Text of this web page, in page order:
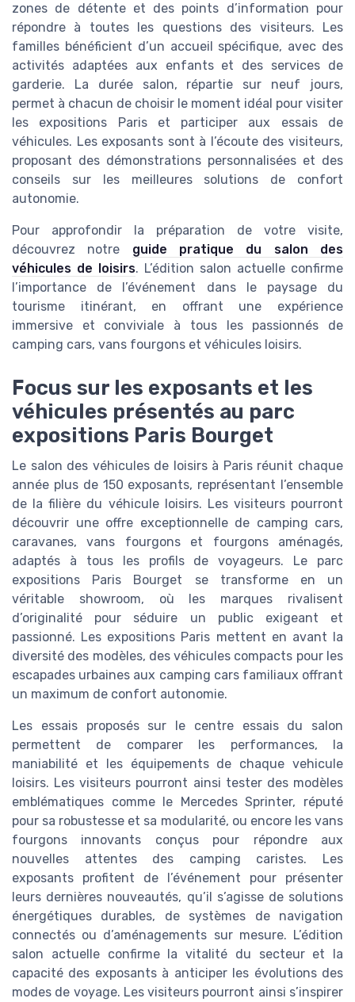
zones de détente et des points d’information pour
répondre à toutes les questions des visiteurs. Les
familles bénéficient d’un accueil spécifique, avec des
activités adaptées aux enfants et des services de
garderie. La durée salon, répartie sur neuf jours,
permet à chacun de choisir le moment idéal pour visiter
les expositions Paris et participer aux essais de
véhicules. Les exposants sont à l’écoute des visiteurs,
proposant des démonstrations personnalisées et des
conseils sur les meilleures solutions de confort
autonomie.
Pour approfondir la préparation de votre visite,
découvrez notre guide pratique du salon des
véhicules de loisirs. L’édition salon actuelle confirme
l’importance de l’événement dans le paysage du
tourisme itinérant, en offrant une expérience
immersive et conviviale à tous les passionnés de
camping cars, vans fourgons et véhicules loisirs.
Focus sur les exposants et les
véhicules présentés au parc
expositions Paris Bourget
Le salon des véhicules de loisirs à Paris réunit chaque
année plus de 150 exposants, représentant l’ensemble
de la filière du véhicule loisirs. Les visiteurs pourront
découvrir une offre exceptionnelle de camping cars,
caravanes, vans fourgons et fourgons aménagés,
adaptés à tous les profils de voyageurs. Le parc
expositions Paris Bourget se transforme en un
véritable showroom, où les marques rivalisent
d’originalité pour séduire un public exigeant et
passionné. Les expositions Paris mettent en avant la
diversité des modèles, des véhicules compacts pour les
escapades urbaines aux camping cars familiaux offrant
un maximum de confort autonomie.
Les essais proposés sur le centre essais du salon
permettent de comparer les performances, la
maniabilité et les équipements de chaque vehicule
loisirs. Les visiteurs pourront ainsi tester des modèles
emblématiques comme le Mercedes Sprinter, réputé
pour sa robustesse et sa modularité, ou encore les vans
fourgons innovants conçus pour répondre aux
nouvelles attentes des camping caristes. Les
exposants profitent de l’événement pour présenter
leurs dernières nouveautés, qu’il s’agisse de solutions
énergétiques durables, de systèmes de navigation
connectés ou d’aménagements sur mesure. L’édition
salon actuelle confirme la vitalité du secteur et la
capacité des exposants à anticiper les évolutions des
modes de voyage. Les visiteurs pourront ainsi s’inspirer